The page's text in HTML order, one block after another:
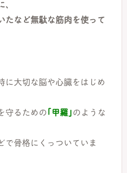
たなど無駄な筋肉を使って
に大切な脳や心臓をはじめ
守るための｢甲羅｣のような
で骨格にくっついていま